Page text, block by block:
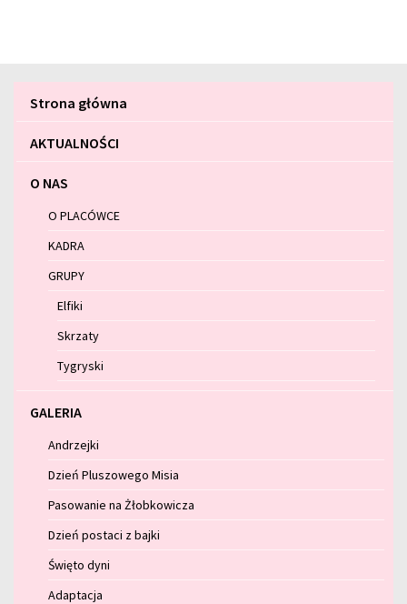
Menu
Strona główna
AKTUALNOŚCI
O NAS
O PLACÓWCE
KADRA
GRUPY
Elfiki
Skrzaty
Tygryski
GALERIA
Andrzejki
Dzień Pluszowego Misia
Pasowanie na Żłobkowicza
Dzień postaci z bajki
Święto dyni
Adaptacja